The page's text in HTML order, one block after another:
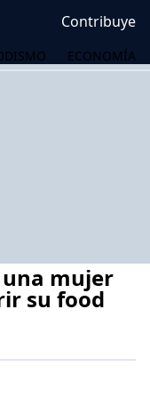
Contribuye
ECONOMÍA
mujer
su food